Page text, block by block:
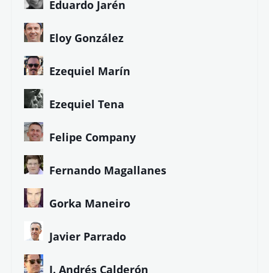
Eduardo Jarén
Eloy González
Ezequiel Marín
Ezequiel Tena
Felipe Company
Fernando Magallanes
Gorka Maneiro
Javier Parrado
J. Andrés Calderón